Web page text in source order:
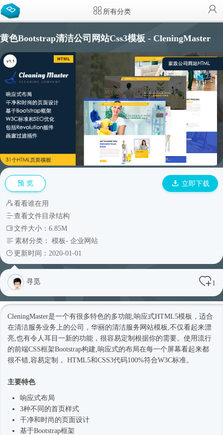
所有分类
黄色Bootstrap清洁公司网站Css3模板 - CleningMaster
预 览 立即下载
看看谁在用
查看文件目录结构
文件大小：6.85M
素材分类： 模板- 企业网站
更新时间：2020-01-01
寻觅 1
CleningMaster是一个有很多特色的多功能, 响应式HTML5模板 ，适合
在清洁服务业务上的公司，华丽的清洁服务 网站模板 ,不仅看起来漂
亮,也有令人耳目一新的功能，很容易定制根据你的需要。使用流行
的前端CSS框架Bootstrap构建, 响应式的布局在每一个屏幕看起来都
很不错,容易定制， HTML5和CSS3代码100%符合W3C标准。
主要特色
响应式布局
3种不同的首页样式
干净和 时尚 的页面设计
基于Bootstrap框架